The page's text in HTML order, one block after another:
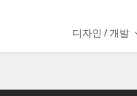
디자인 / 개발